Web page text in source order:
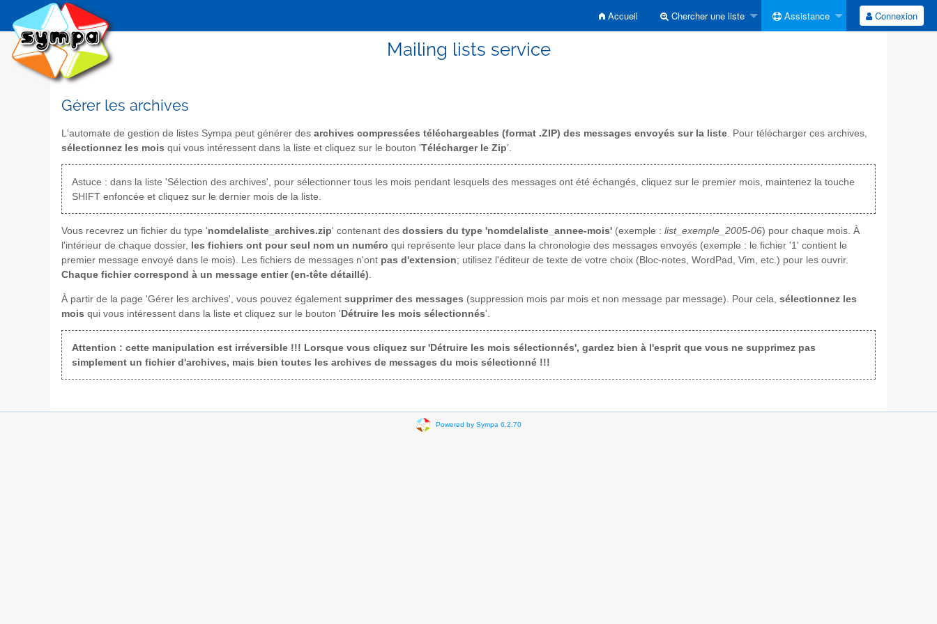
Accueil Chercher une liste Assistance Connexion
Mailing lists service
Gérer les archives
L'automate de gestion de listes Sympa peut générer des archives compressées téléchargeables (format .ZIP) des messages envoyés sur la liste . Pour télécharger ces archives,
sélectionnez les mois qui vous intéressent dans la liste et cliquez sur le bouton 'Télécharger le Zip'.
Astuce : dans la liste 'Sélection des archives', pour sélectionner tous les mois pendant lesquels des messages ont été échangés, cliquez sur le premier mois, maintenez la touche
SHIFT enfoncée et cliquez sur le dernier mois de la liste.
Vous recevrez un fichier du type 'nomdelaliste_archives.zip' contenant des dossiers du type 'nomdelaliste_annee-mois' (exemple : list_exemple_2005-06) pour chaque mois. À
l'intérieur de chaque dossier,
les fichiers ont pour seul nom un numéro qui représente leur place dans la chronologie des messages envoyés (exemple : le fichier '1' contient le
premier message envoyé dans le mois). Les fichiers de messages n'ont pas d'extension; utilisez l'éditeur de texte de votre choix (Bloc-notes, WordPad, Vim, etc.) pour les ouvrir.
Chaque fichier correspond à un message entier (en-tête détaillé)
À partir de la page 'Gérer les archives', vous pouvez également supprimer des messages (suppression mois par mois et non message par message). Pour cela, sélectionnez les
mois qui vous intéressent dans la liste et cliquez sur le bouton 'Détruire les mois sélectionnés'.
Attention : cette manipulation est irréversible !!! Lorsque vous cliquez sur 'Détruire les mois sélectionnés', gardez bien à l'esprit que vous ne supprimez pas
simplement un fichier d'archives, mais bien toutes les archives de messages du mois sélectionné !!!
Powered by Sympa 6.2.70